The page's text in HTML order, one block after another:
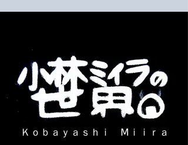
ｏｂａｙａｓｈｉ Ⅿｉｉｒａ​